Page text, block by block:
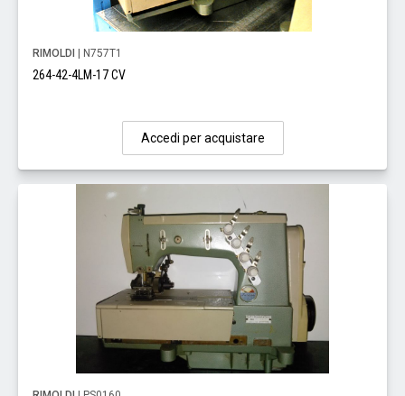
RIMOLDI | N757T1
264-42-4LM-17 CV
Accedi per acquistare